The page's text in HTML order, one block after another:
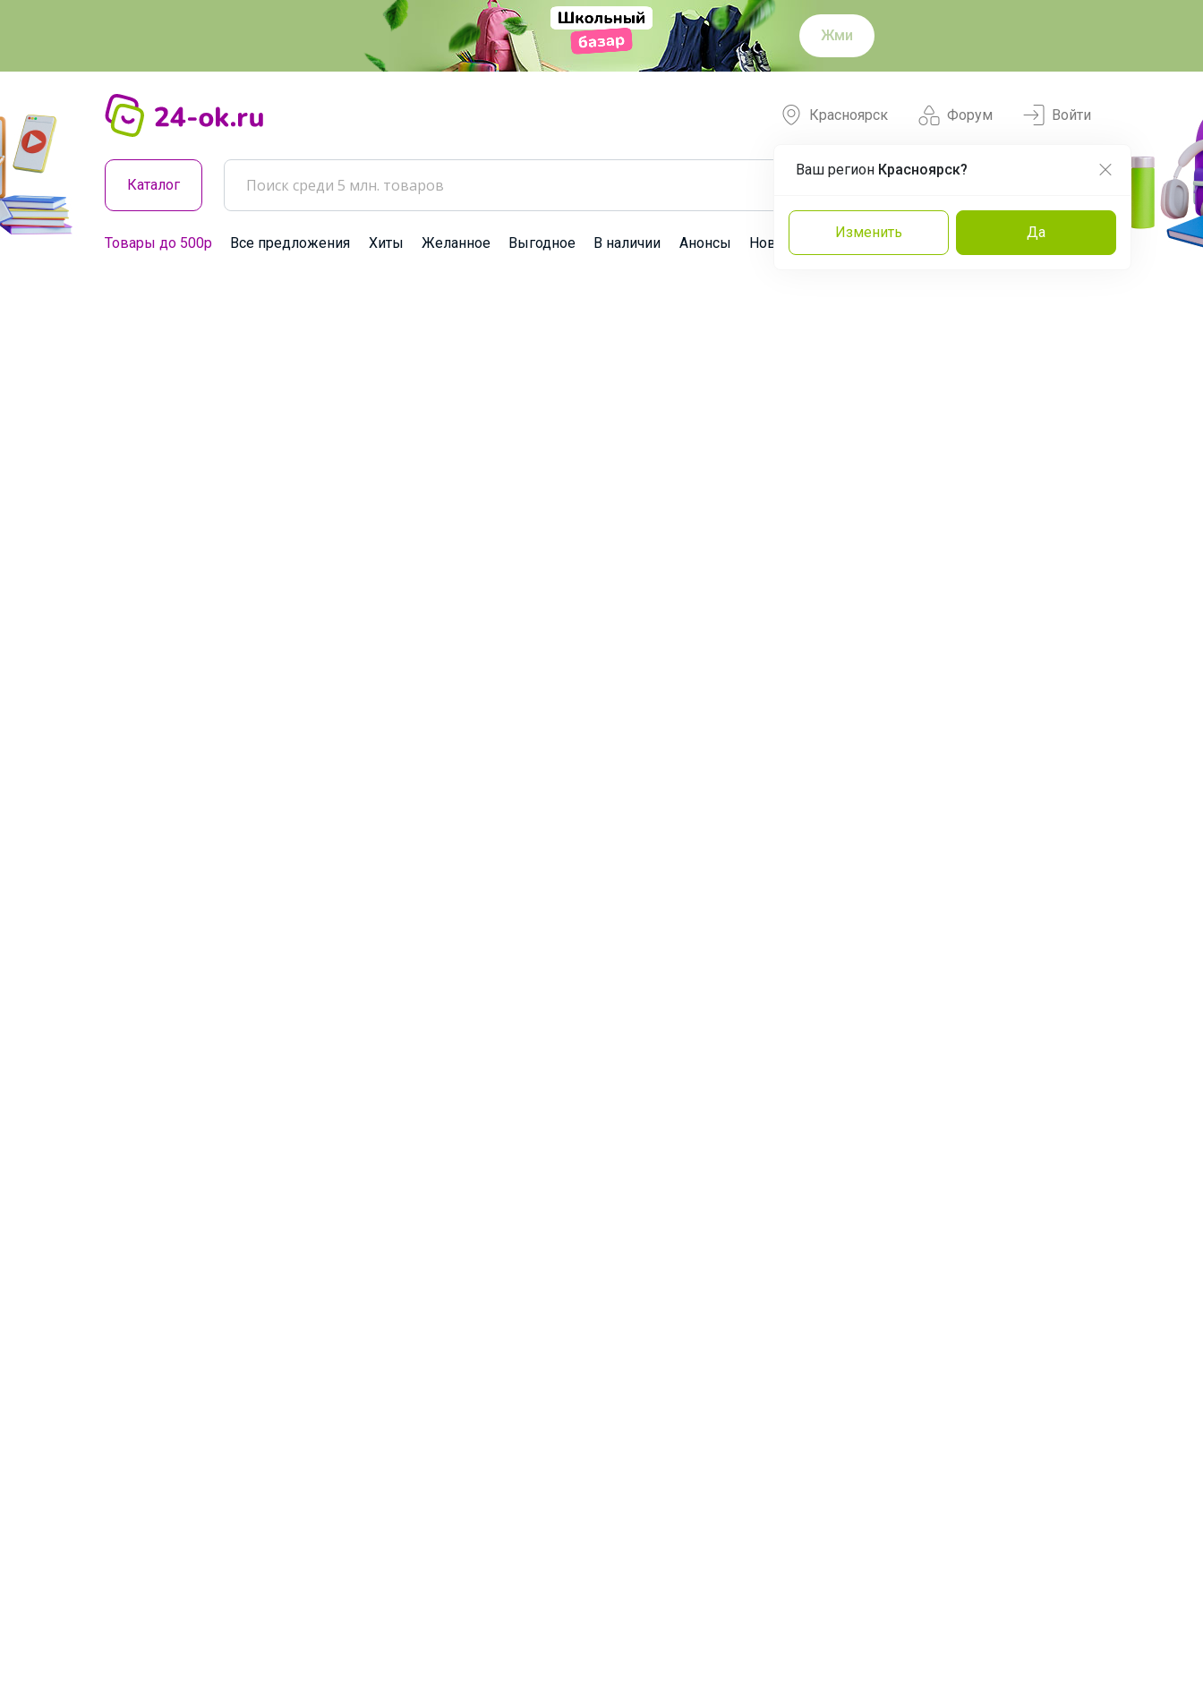
Жми
Форум
Красноярск
Ваш регион Красноярск?
Изменить Да
Войти
Каталог
Товары до 500р Все предложения Хиты Желанное Выгодное В наличии Анонсы Новости Команда Эксперты